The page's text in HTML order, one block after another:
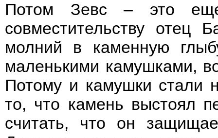
Потом Зевс – это
совместительству отец
молний в каменную
маленькими камушками,
Потому и камушки стали
то, что камень выстоял
считать, что он